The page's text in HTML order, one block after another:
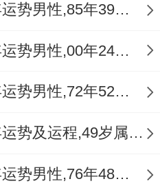
年火煞，然需知吉祥
命局五行之调与，故
路
运顺逆须依性别与生
1985年属牛人2024年运势男性,85年39岁属牛男2024年每月运程怎么样
2000年属龙人2024年运势男性,00年24岁属龙男2024年每月运程怎么样
1972年属鼠人2024年运势男性,72年52岁属鼠男2024年每月运程怎么样
1975年属兔女2024年运势及运程,49岁属兔人2024全年每月运势女性如何
1976年属龙人2024年运势男性,76年48岁属龙男2024年每月运程怎么样